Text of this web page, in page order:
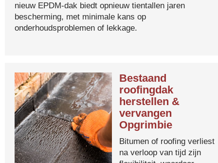
nieuw EPDM-dak biedt opnieuw tientallen jaren
bescherming, met minimale kans op
onderhoudsproblemen of lekkage.
Bestaand
roofingdak
herstellen &
vervangen
Opgrimbie
Bitumen of roofing verliest
na verloop van tijd zijn